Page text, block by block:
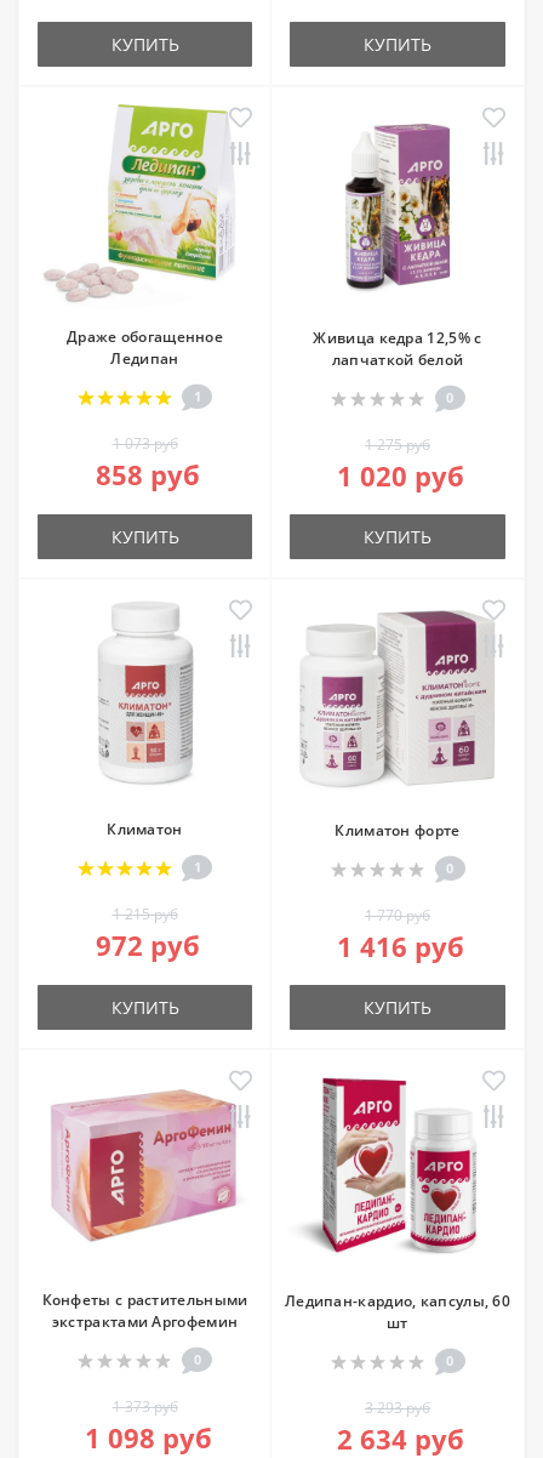
КУПИТЬ КУПИТЬ
Драже обогащенное
Ледипан
1
1 073 руб
858 руб
КУПИТЬ
Живица кедра 12,5% с
лапчаткой белой
0
1 275 руб
1 020 руб
КУПИТЬ
Климатон
1
1 215 руб
972 руб
КУПИТЬ
Климатон форте
0
1 770 руб
1 416 руб
КУПИТЬ
Конфеты с растительными
экстрактами Аргофемин
0
1 373 руб
1 098 руб
Ледипан-кардио, капсулы, 60
шт
0
3 293 руб
2 634 руб